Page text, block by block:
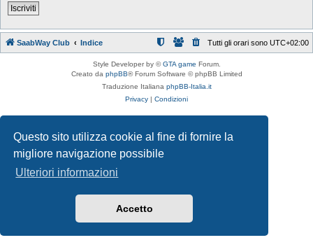
Questo sito utilizza cookie al fine di fornire la
migliore navigazione possibile
Ulteriori informazioni
Accetto
Iscriviti
SaabWay Club Indice Tutti gli orari sono UTC+02:00
Style Developer by ©GTA game Forum.
Creato da phpBB® Forum Software © phpBB Limited
Traduzione Italiana phpBB-Italia.it
Privacy | Condizioni